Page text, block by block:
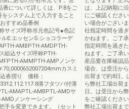
番について詳しくは、P.8をご
システム上で入力すること
すすめ品番例
サイズ呼称吊元色記号●色記
E:エッセンS:ショコラーデ
AMBPTH-AMDPTH-
組込サイズ呼称PTH-
AMMPTH-AMPノンケ
70,0000652007204mmカスミ
沓摺り 価格：
溝フタツバ付薄
AMAPTL-AMBPTL-AMDサ
ノンケーシング
手を変更できます。（セット
は、上記納期に
にご確認くださ
い場合がござい
社指定時間を過
かねます。ご了
指定時間を過ぎ
ねます。ご了承
産品要在庫確認
場合、は受注か
出荷まで約8日。
ら弊社工場出荷
日。は受注から
をご確認くださ
弊社工場出荷ま